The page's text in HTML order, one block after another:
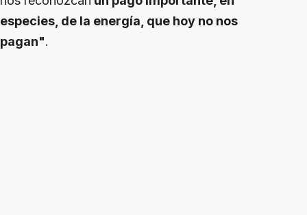
especies, de la energía, que hoy no nos
pagan".